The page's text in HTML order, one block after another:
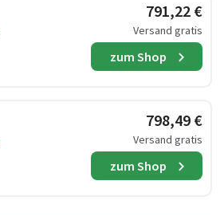
791,22 €
Versand gratis
zum Shop
798,49 €
Versand gratis
zum Shop